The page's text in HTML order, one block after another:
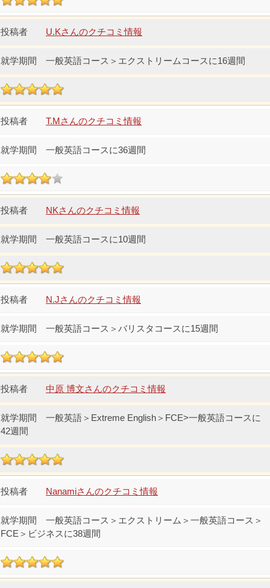
U.Kさんのクチコミ情報
一般英語コース＞エクストリームコースに16週間
T.Mさんのクチコミ情報
一般英語コースに36週間
NKさんのクチコミ情報
一般英語コースに10週間
N.Jさんのクチコミ情報
一般英語コース＞バリスタコースに15週間
中原 博文さんのクチコミ情報
一般英語＞Extreme English＞FCE>一般英語コースに
42週間
Nanamiさんのクチコミ情報
一般英語コース＞エクストリーム＞一般英語コース＞
FCE＞ビジネスに38週間